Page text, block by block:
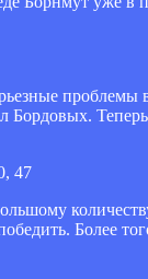
Бордовых.
47
Более